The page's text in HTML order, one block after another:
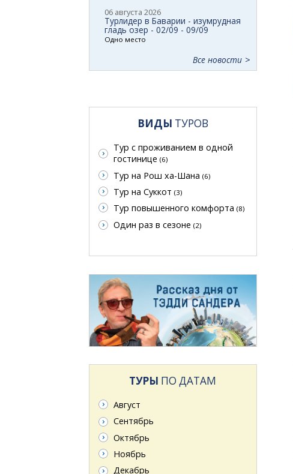
06 августа 2026
Турлидер в Баварии - изумрудная
гладь озер - 02/09 - 09/09
Одно место
Все новости
ВИДЫ ТУРОВ
Тур с проживанием в одной
гостинице (6)
Тур на Рош ха-Шана (6)
Тур на Суккот (3)
Тур повышенного комфорта (8)
Один раз в сезоне (2)
ТУРЫ ПО ДАТАМ
Август
Сентябрь
Октябрь
Ноябрь
Декабрь